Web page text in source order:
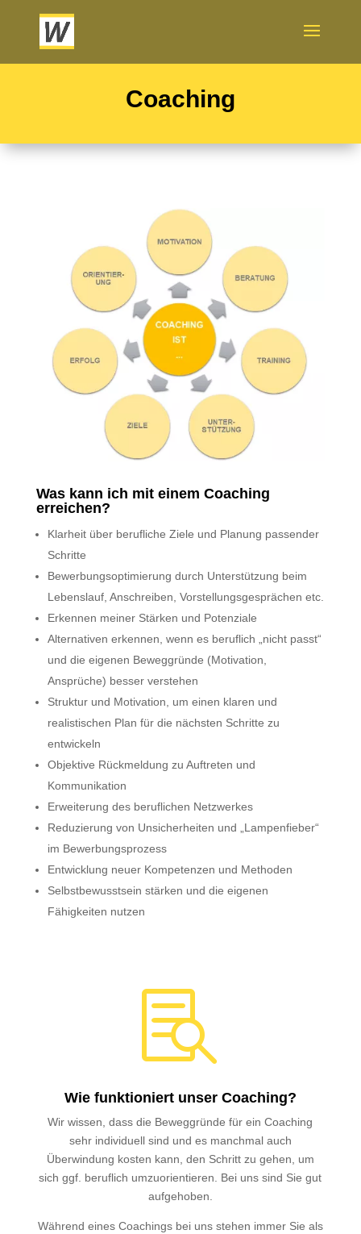
Coaching
Was kann ich mit einem Coaching
erreichen?
Klarheit über berufliche Ziele und Planung passender
Schritte
Bewerbungsoptimierung durch Unterstützung beim
Lebenslauf, Anschreiben, Vorstellungsgesprächen etc.
Erkennen meiner Stärken und Potenziale
Alternativen erkennen, wenn es beruflich „nicht passt“
und die eigenen Beweggründe (Motivation,
Ansprüche) besser verstehen
Struktur und Motivation, um einen klaren und
realistischen Plan für die nächsten Schritte zu
entwickeln
Objektive Rückmeldung zu Auftreten und
Kommunikation
Erweiterung des beruflichen Netzwerkes
Reduzierung von Unsicherheiten und „Lampenfieber“
im Bewerbungsprozess
Entwicklung neuer Kompetenzen und Methoden
Selbstbewusstsein stärken und die eigenen
Fähigkeiten nutzen

Wie funktioniert unser Coaching?
Wir wissen, dass die Beweggründe für ein Coaching
sehr individuell sind und es manchmal auch
Überwindung kosten kann, den Schritt zu gehen, um
sich ggf. beruflich umzuorientieren. Bei uns sind Sie gut
aufgehoben.
Während eines Coachings bei uns stehen immer Sie als